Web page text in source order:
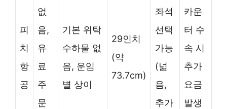
피
치
항
공
없
음,
유
료
주
문
기본 위탁
수하물 없
음, 운임
별 상이
29인치
(약
73.7cm)
좌석
선택
가능
(넓
음,
추가
카운
터 수
속 시
추가
요금
발생